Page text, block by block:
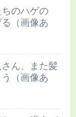
ちのハゲの
（画像あ
さん、また髪
（画像あ